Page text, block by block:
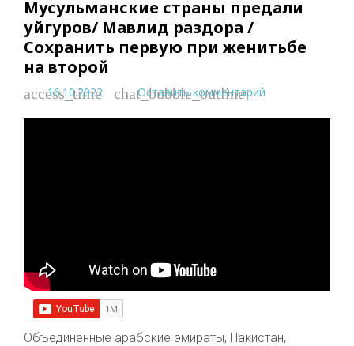
Мусульманские страны предали
уйгуров/ Мавлид раздора /
Сохранить первую при женитьбе
на второй
access_time
16.10.2022 chat_bubble_outline
Оставить комментарий
Объединенные арабские эмираты, Пакистан,